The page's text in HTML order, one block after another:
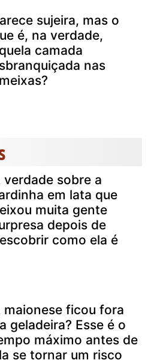
sujeira, mas o
é, na verdade,
camada
nas
verdade sobre a
em lata que
muita gente
depois de
como ela é
maionese ficou fora
geladeira? Esse é o
máximo antes de
se tornar um risco